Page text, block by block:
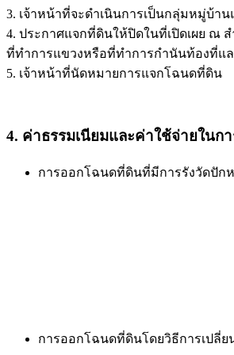
3. เจ้าหน้าที่จะดำเนินการเป็นกลุ่มหมู่บ้า
4. ประกาศแจกที่ดินให้ปิดในที่เปิดเผย ณ
ที่ทำการแขวงหรือที่ทำการกำนันท้องที่แ
5. เจ้าหน้าที่นัดหมายการแจกโฉนดที่ดิน
4. ค่าธรรมเนียมและค่าใช้จ่ายใน
การออกโฉนดที่ดินที่มีการรังวัดปัก
การออกโฉนดที่ดินโดยวิธีการเปลี่ย